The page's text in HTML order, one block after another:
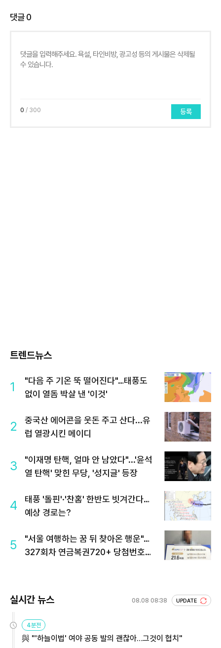
댓글0
0 / 300 등록
트렌드뉴스
1
"다음 주 기온 뚝 떨어진다"…태풍도
없이 열돔 박살 낸 '이것'
2
중국산 에어콘을 웃돈 주고 산다...유
럽 열광시킨 메이디
3
"이재명 탄핵, 얼마 안 남았다"...'윤석
열 탄핵' 맞힌 무당, '성지글' 등장
4
태풍 '돌핀'·'찬홈' 한반도 빗겨간다…
예상 경로는?
5
"서울 여행하는 꿈 뒤 찾아온 행운"…
327회차 연금복권720+ 당첨번호조
실시간 뉴스 08.08 08:38 UPDATE
4분전
與 "'하늘이법' 여야 공동 발의 괜찮아…그것이 협치"